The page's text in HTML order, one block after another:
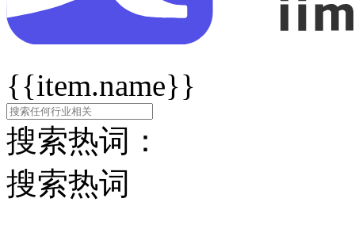
{{item.name}}
搜索热词：
搜索热词